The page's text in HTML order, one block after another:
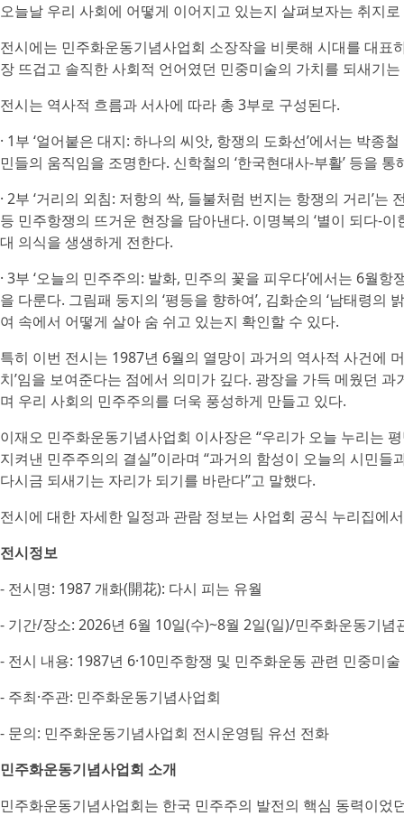
오늘날 우리 사회에 어떻게 이어지고 있는지 살펴보자는 취지
전시에는 민주화운동기념사업회 소장작을 비롯해 시대를 대
장 뜨겁고 솔직한 사회적 언어였던 민중미술의 가치를 되새기
전시는 역사적 흐름과 서사에 따라 총 3부로 구성된다.
· 1부 ‘얼어붙은 대지: 하나의 씨앗, 항쟁의 도화선’에서는 박
민들의 움직임을 조명한다. 신학철의 ‘한국현대사-부활’ 등을
· 2부 ‘거리의 외침: 저항의 싹, 들불처럼 번지는 항쟁의 거리’
등 민주항쟁의 뜨거운 현장을 담아낸다. 이명복의 ‘별이 되다-
대 의식을 생생하게 전한다.
· 3부 ‘오늘의 민주주의: 발화, 민주의 꽃을 피우다’에서는 6월
을 다룬다. 그림패 둥지의 ‘평등을 향하여’, 김화순의 ‘남태령
여 속에서 어떻게 살아 숨 쉬고 있는지 확인할 수 있다.
특히 이번 전시는 1987년 6월의 열망이 과거의 역사적 사건에
치’임을 보여준다는 점에서 의미가 깊다. 광장을 가득 메웠던
며 우리 사회의 민주주의를 더욱 풍성하게 만들고 있다.
이재오 민주화운동기념사업회 이사장은 “우리가 오늘 누리는
지켜낸 민주주의의 결실”이라며 “과거의 함성이 오늘의 시민들
다시금 되새기는 자리가 되기를 바란다”고 말했다.
전시에 대한 자세한 일정과 관람 정보는 사업회 공식 누리집에
전시정보
- 전시명: 1987 개화(開花): 다시 피는 유월
- 기간/장소: 2026년 6월 10일(수)~8월 2일(일)/민주화운동기념
- 전시 내용: 1987년 6·10민주항쟁 및 민주화운동 관련 민중미
- 주최·주관: 민주화운동기념사업회
- 문의: 민주화운동기념사업회 전시운영팀 유선 전화
민주화운동기념사업회 소개
민주화운동기념사업회는 한국 민주주의 발전의 핵심 동력이